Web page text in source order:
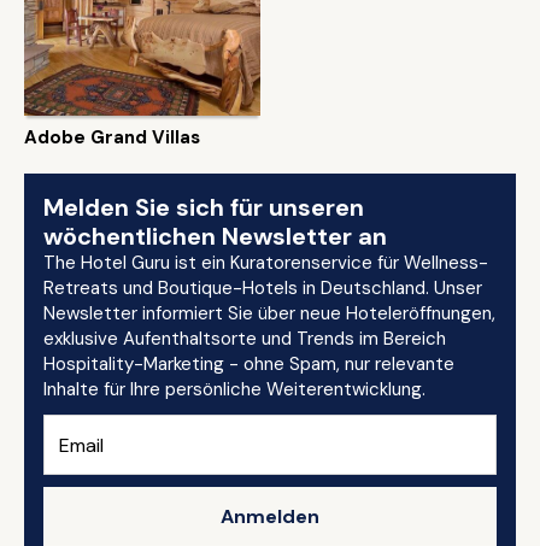
Adobe Grand Villas
Melden Sie sich für unseren
wöchentlichen Newsletter an
The Hotel Guru ist ein Kuratorenservice für Wellness-
Retreats und Boutique-Hotels in Deutschland. Unser
Newsletter informiert Sie über neue Hoteleröffnungen,
exklusive Aufenthaltsorte und Trends im Bereich
Hospitality-Marketing - ohne Spam, nur relevante
Inhalte für Ihre persönliche Weiterentwicklung.
Anmelden